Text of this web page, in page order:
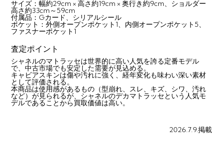
サイズ：幅約29cm × 高さ約19cm × 奥行き約9cm、ショルダー
高さ約33cm～59cm
付属品：Gカード、シリアルシール
ポケット：外側オープンポケット1、内側オープンポケット5、
ファスナーポケット1
査定ポイント
シャネルのマトラッセは世界的に高い人気を誇る定番モデル
で、中古市場でも安定した需要が見込める。
キャビアスキンは傷や汚れに強く、経年変化も味わい深い素材
として評価される。
本商品は使用感があるもの（型崩れ、スレ、キズ、シワ、汚れ
など）が見られるが、シャネルのデカマトラッセという人気モ
デルであることから買取価値は高い。
2026.7.9.掲載